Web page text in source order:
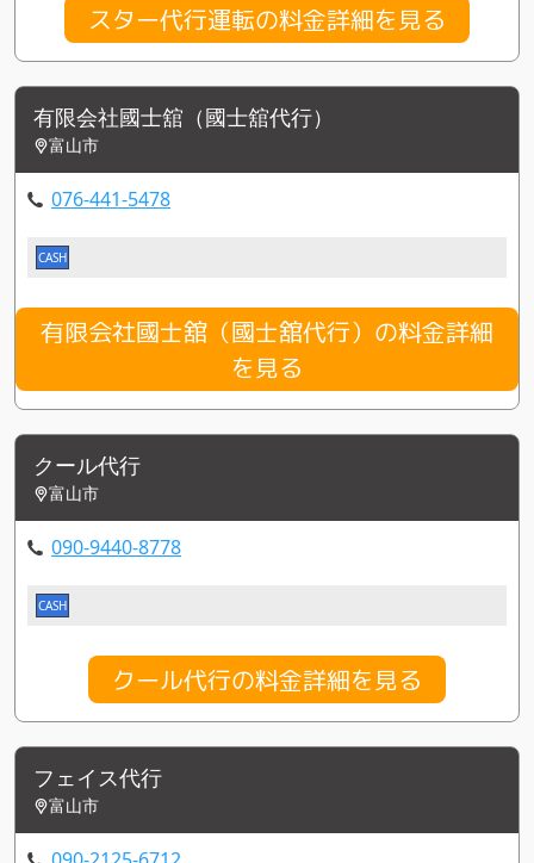
スター代行運転の料金詳細を見る
有限会社國士舘（國士舘代行）
富山市
076-441-5478
CASH
有限会社國士舘（國士舘代行）の料金詳細
を見る
クール代行
富山市
090-9440-8778
CASH
クール代行の料金詳細を見る
フェイス代行
富山市